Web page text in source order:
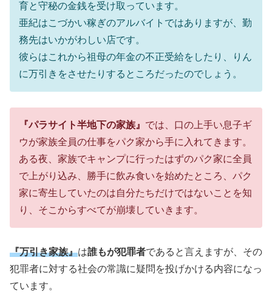
育と守秘の金銭を受け取っています。
亜紀はこづかい稼ぎのアルバイトではありますが、勤
務先はいかがわしい店です。
彼らはこれから祖母の年金の不正受給をしたり、りん
に万引きをさせたりするところだったのでしょう。
『パラサイト半地下の家族』 では、口の上手い息子ギ
ウが家族全員の仕事をパク家から手に入れてきます。
ある夜、家族でキャンプに行ったはずのパク家に全員
で上がり込み、勝手に飲み食いを始めたところ、パク
家に寄生していたのは自分たちだけではないことを知
り、そこからすべてが崩壊していきます。
『万引き家族』は誰もが犯罪者であると言えますが、その
犯罪者に対する社会の常識に疑問を投げかける内容になっ
ています。